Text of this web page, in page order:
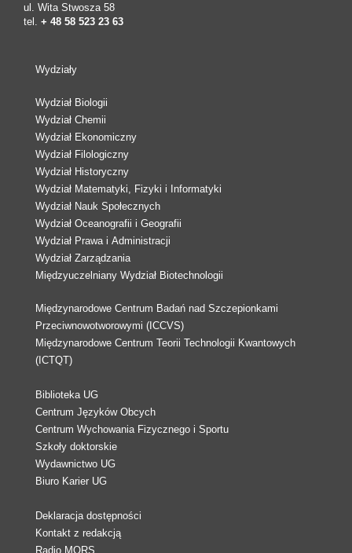
ul. Wita Stwosza 58
tel. + 48 58 523 23 63
Wydziały
Wydział Biologii
Wydział Chemii
Wydział Ekonomiczny
Wydział Filologiczny
Wydział Historyczny
Wydział Matematyki, Fizyki i Informatyki
Wydział Nauk Społecznych
Wydział Oceanografii i Geografii
Wydział Prawa i Administracji
Wydział Zarządzania
Międzyuczelniany Wydział Biotechnologii
Międzynarodowe Centrum Badań nad Szczepionkami
Przeciwnowotworowymi (ICCVS)
Międzynarodowe Centrum Teorii Technologii Kwantowych
(ICTQT)
Biblioteka UG
Centrum Języków Obcych
Centrum Wychowania Fizycznego i Sportu
Szkoły doktorskie
Wydawnictwo UG
Biuro Karier UG
Deklaracja dostępności
Kontakt z redakcją
Radio MORS